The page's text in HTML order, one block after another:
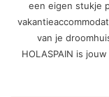
een eigen stukje
van je
HOLASPAIN is